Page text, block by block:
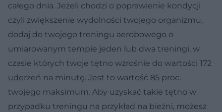
całego dnia. Jeżeli chodzi o poprawienie kondycji
czyli zwiększenie wydolności twojego organizmu,
dodaj do twojego treningu aerobowego o
umiarowanym tempie jeden lub dwa treningi, w
czasie których twoje tętno wzrośnie do wartości 172
uderzeń na minutę. Jest to wartość 85 proc.
twojego maksimum. Aby uzyskać takie tętno w
przypadku treningu na przykład na bieżni, możesz